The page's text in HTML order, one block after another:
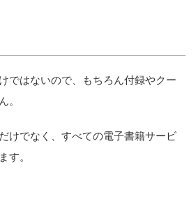
ではないので、もちろん付録やクー
。
けでなく、すべての電子書籍サービ
す。